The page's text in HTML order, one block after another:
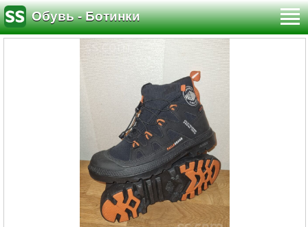
Обувь - Ботинки